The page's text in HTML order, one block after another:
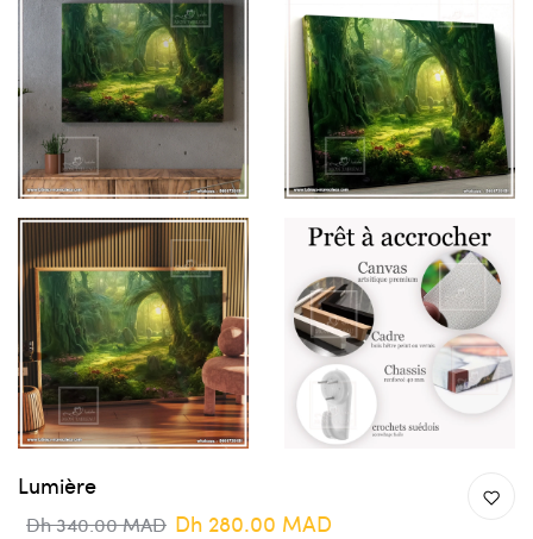
Lumière
Dh 340.00 MAD Dh 280.00 MAD